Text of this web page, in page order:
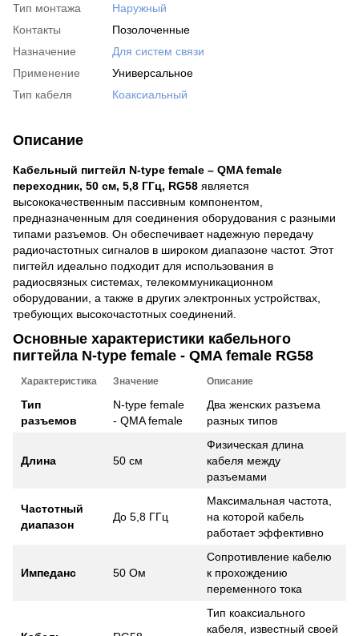
Тип монтажа
Наружный
Контакты
Позолоченные
Назначение
Для систем связи
Применение
Универсальное
Тип кабеля
Коаксиальный
Описание
Кабельный пигтейл N-type female – QMA female
переходник, 50 см, 5,8 ГГц, RG58 является
высококачественным пассивным компонентом,
предназначенным для соединения оборудования с разными
типами разъемов. Он обеспечивает надежную передачу
радиочастотных сигналов в широком диапазоне частот. Этот
пигтейл идеально подходит для использования в
радиосвязных системах, телекоммуникационном
оборудовании, а также в других электронных устройствах,
требующих высокочастотных соединений.
Основные характеристики кабельного
пигтейла N-type female - QMA female RG58
Характеристика Значение Описание
Тип
разъемов
N-type female
- QMA female
Два женских разъема
разных типов
Длина 50 см
Физическая длина
кабеля между
разъемами
Частотный
диапазон
До 5,8 ГГц
Максимальная частота,
на которой кабель
работает эффективно
Импеданс 50 Ом
Сопротивление кабелю
к прохождению
переменного тока
Тип коаксиального
кабеля, известный своей